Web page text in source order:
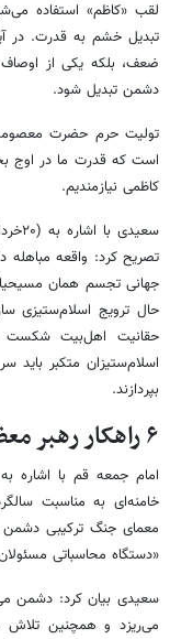
لقب «کاظم» استفاده
ضعف، بلکه یکی از
دشمن تبدیل شود.
تولیت حرم حضرت
است که قدرت ما در اوج
کاظمی نیازمندیم.
تصریح کرد: واقعه مباهله
جهانی تجسم همان
حال ترویج اسلام‌ستیزی
حقانیت اهل‌بیت شکست
اسلام‌ستیزان متکبر باید
بپردازند.
۶ راهکار رهبر معظم انقلاب در برابر جنگ ترکیبی
امام جمعه قم با اشاره
خامنه‌ای به مناسبت
معمای جنگ ترکیبی
«دستگاه محاسباتی
سعیدی بیان کرد: دشمن
می‌ریزد و همچنین تلاش